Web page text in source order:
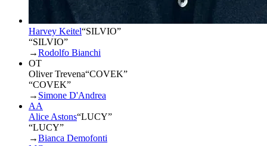
Harvey Keitel“SILVIO”
“SILVIO”
→Rodolfo Bianchi
OT
Oliver Trevena“COVEK”
“COVEK”
→ Simone D'Andrea
AA
Alice Astons“LUCY”
“LUCY”
→Bianca Demofonti